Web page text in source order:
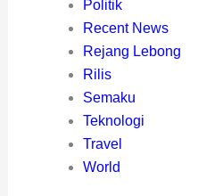
Politik
Recent News
Rejang Lebong
Rilis
Semaku
Teknologi
Travel
World